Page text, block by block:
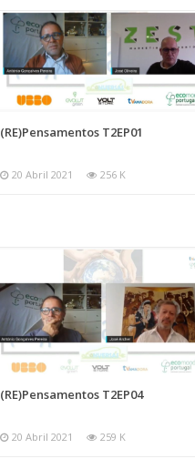
(RE)Pensamentos T2EP01
20 Abril 2021 256 K
(RE)Pensamentos T2EP04
20 Abril 2021 259 K